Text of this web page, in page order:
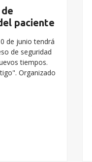
paciente
de junio tendrá
de seguridad
tiempos.
Organizado